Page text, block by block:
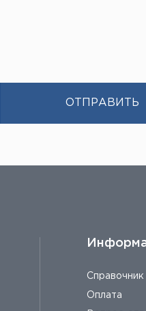
Справочник
Оплата